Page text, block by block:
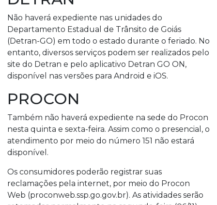
Não haverá expediente nas unidades do
Departamento Estadual de Trânsito de Goiás
(Detran-GO) em todo o estado durante o feriado. No
entanto, diversos serviços podem ser realizados pelo
site do Detran e pelo aplicativo Detran GO ON,
disponível nas versões para Android e iOS.
PROCON
Também não haverá expediente na sede do Procon
nesta quinta e sexta-feira. Assim como o presencial, o
atendimento por meio do número 151 não estará
disponível.
Os consumidores poderão registrar suas
reclamações pela internet, por meio do Procon
Web (proconweb.ssp.go.gov.br). As atividades serão